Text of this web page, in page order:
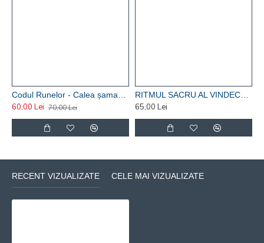
60,00 Lei 70,00 Lei
RITMUL SACRU AL VINDECARII – O ABORDARE HOLISTICA SI METACOGNITIVA A TERAPIEI PRIN MUZICA SI PRIN VIBRATIE - Risvan Vlad Rusu
65,00 Lei
RECENT VIZUALIZATE CELE MAI VIZUALIZATE